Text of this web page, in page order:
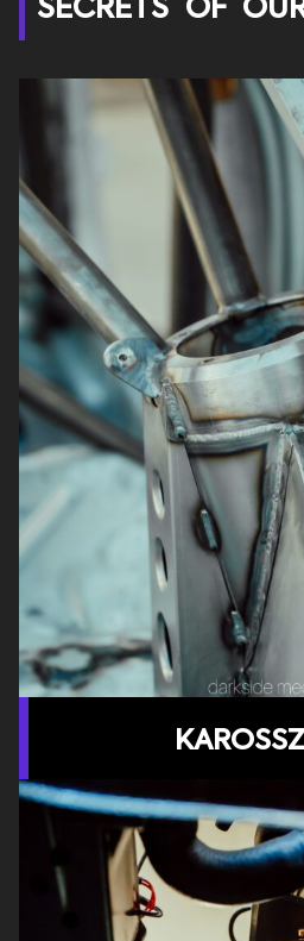
SECRETS OF